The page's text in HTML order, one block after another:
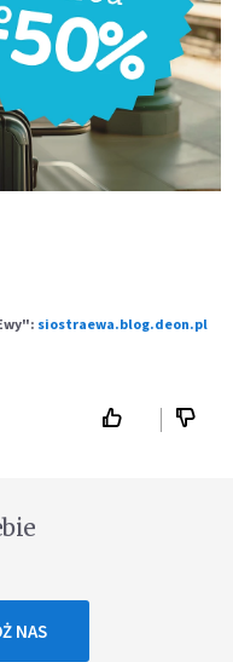
siostraewa.blog.deon.pl
NAS